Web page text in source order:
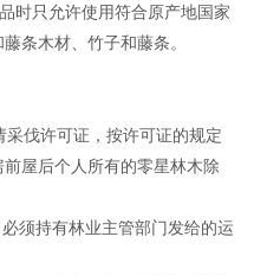
只允许使用符合原产地国家
条木材、竹子和藤条。
许可证，按许可证的规定
屋后个人所有的零星林木除
持有林业主管部门发给的运